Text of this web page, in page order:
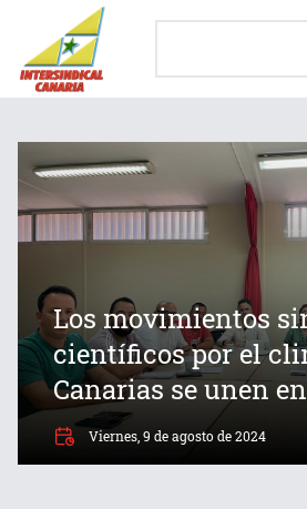
Los movimientos
científicos por el
Canarias se unen
frente contra la crisis
ecosocial
Viernes, 9 de agosto de 2024